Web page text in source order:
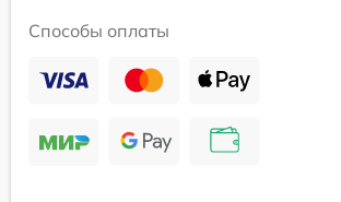
Способы оплаты